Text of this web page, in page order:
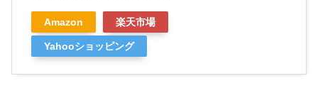
Amazon 楽天市場
Yahooショッピング